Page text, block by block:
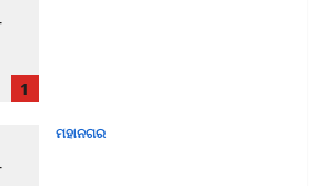
1
ମହାନଗର